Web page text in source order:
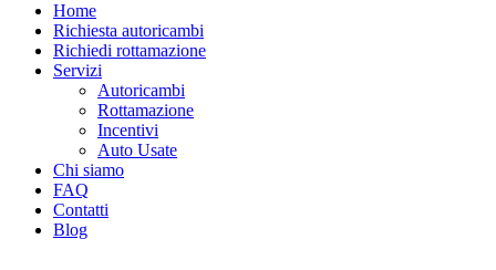
Home
Richiesta autoricambi
Richiedi rottamazione
Servizi
Autoricambi
Rottamazione
Incentivi
Auto Usate
Chi siamo
FAQ
Contatti
Blog